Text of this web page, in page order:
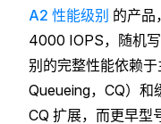
A2 性能级别 的产品
4000 IOPS，随机
别的完整性能依赖
Queueing，CQ）和
CQ 扩展，而更早型